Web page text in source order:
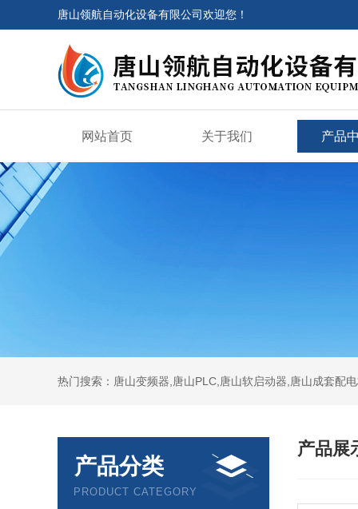
唐山领航自动化设备有限公司欢迎您！
网站首页 关于我们 产品
产品分类
PRODUCT CATEGORY
产品展